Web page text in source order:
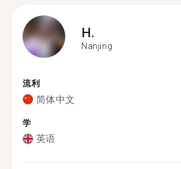
H.
Nanjing
流利
简体中文
学
英语